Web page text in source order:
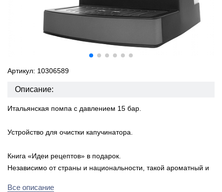
Артикул: 10306589
Описание:
Итальянская помпа с давлением 15 бар.
Устройство для очистки капучинатора.
Книга «Идеи рецептов» в подарок.
Независимо от страны и национальности, такой ароматный и
Все описание